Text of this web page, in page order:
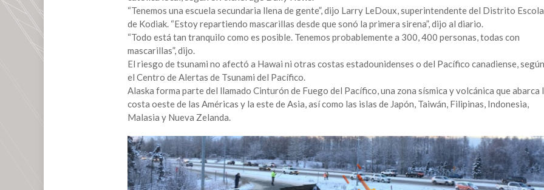
“Tenemos una escuela secundaria llena de gente”, dijo Larry LeDoux, superintendente del Distrito
de Kodiak. “Estoy repartiendo mascarillas desde que sonó la primera sirena”, dijo al diario.
“Todo está tan tranquilo como es posible. Tenemos probablemente a 300, 400 personas, todas con
mascarillas”, dijo.
El riesgo de tsunami no afectó a Hawai ni otras costas estadounidenses o del Pacífico canadiense, según
el Centro de Alertas de Tsunami del Pacífico.
Alaska forma parte del llamado Cinturón de Fuego del Pacífico, una zona sísmica y volcánica que abarca
costa oeste de las Américas y la este de Asia, así como las islas de Japón, Taiwán, Filipinas, Indonesia,
Malasia y Nueva Zelanda.